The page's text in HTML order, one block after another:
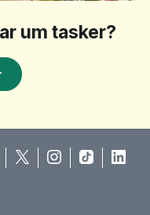
um tasker?